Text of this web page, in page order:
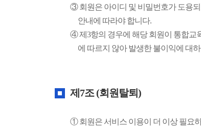
③ 회원은 아이디 및 비밀번호가 도용
안내에 따라야 합니다.
④ 제3항의 경우에 해당 회원이 통합교
에 따르지 않아 발생한 불이익에 대
제7조 (회원탈퇴)
① 회원은 서비스 이용이 더 이상 필요